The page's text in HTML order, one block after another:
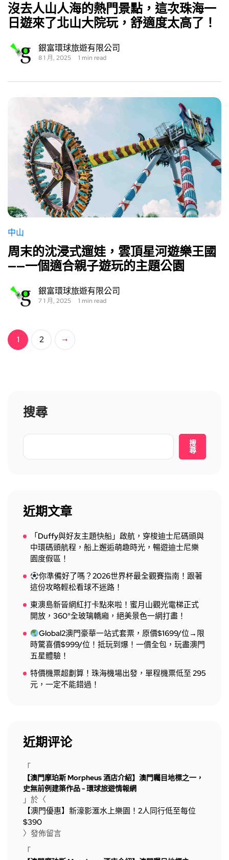
沒去人山人海的熱門景點，這次珠海一
日遊來了北山大院玩，舒適度太高了！
銀富環球旅遊有限公司
8 1 月, 2025 1 min read
中山
周末的沈浸式遛娃，雲頂星河遊樂王國
——一個適合親子遊玩的主題公園
銀富環球旅遊有限公司
7 1 月, 2025 1 min read
1 2
搜尋
搜
尋
近期文章
「Duffy與好友主題快船」啟航，穿梭迪士尼碼頭與
中環碼頭航程，船上邂逅萌趣時光，暢遊迪士尼樂
園度假區！
你準備好了嗎？2026世界杯最全觀賽指南！跟著
這份攻略輕松看球不迷路！
東澳島新晉網紅打卡點來啦！蜜月山觀光電梯正式
開放，360°全玻璃轎廂，絕美景色一網打盡！
Global2澳門豪華一站式套票，原價$1699/位→限
時驚喜價$999/位！抵玩到爆！一價全包，玩盡澳門
五星體驗！
特價機票超劃算！珠海機場出發，單程機票低至 295
元，一定不能錯過！
近期评论
「
【澳門摩珀斯 Morpheus 酒店介紹】澳門矚目地標之一，
史無前例建築作品 - 環球旅遊情報網
」於〈
【澳門優惠】新濠影滙水上樂園！2人同行低至每位
$390
〉發佈留言
「